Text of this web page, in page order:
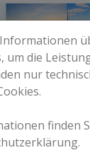
um die
nur
finden